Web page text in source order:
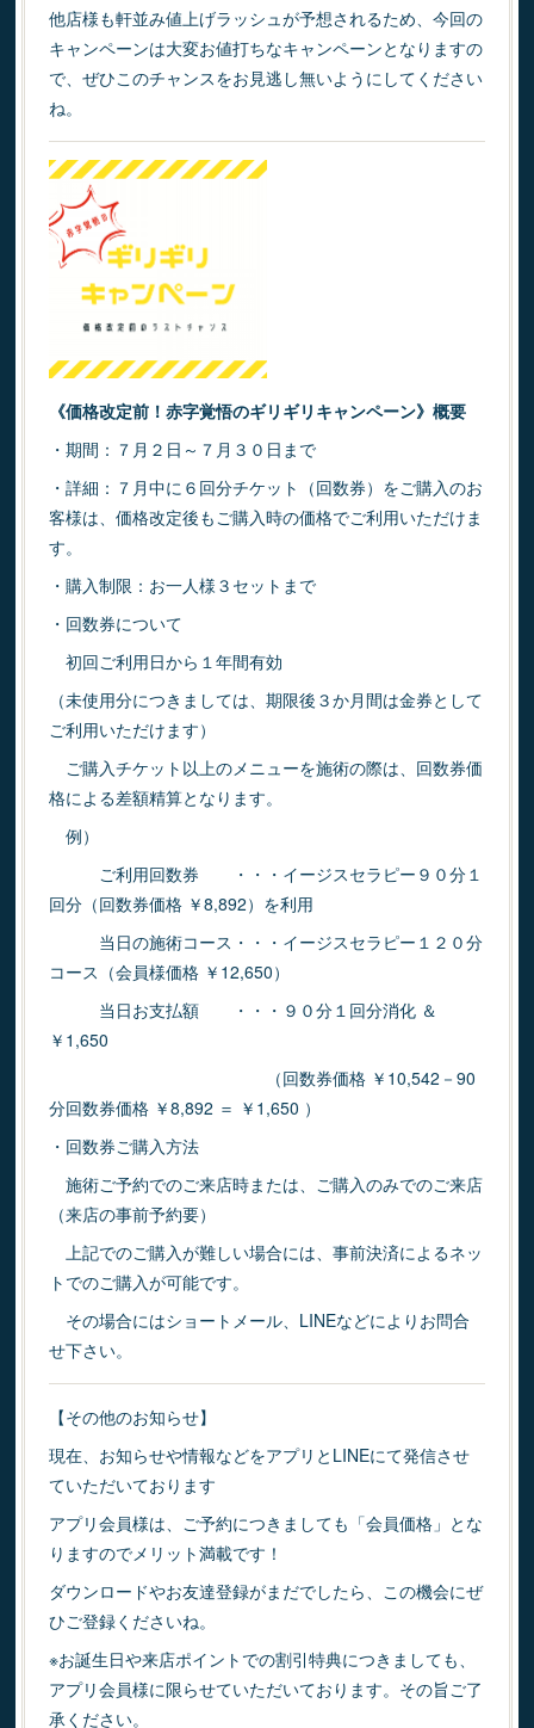
他店様も軒並み値上げラッシュが予想されるため、今回の
キャンペーンは大変お値打ちなキャンペーンとなりますの
で、ぜひこのチャンスをお見逃し無いようにしてください
ね。
《価格改定前！赤字覚悟のギリギリキャンペーン》概要
・期間：７月２日～７月３０日まで
・詳細：７月中に６回分チケット（回数券）をご購入のお
客様は、価格改定後もご購入時の価格でご利用いただけま
す。
・購入制限：お一人様３セットまで
・回数券について
初回ご利用日から１年間有効
（未使用分につきましては、期限後３か月間は金券として
ご利用いただけます）
ご購入チケット以上のメニューを施術の際は、回数券価
格による差額精算となります。
例）
ご利用回数券 ・・・イージスセラピー９０分１
回分（回数券価格 ￥8,892）を利用
当日の施術コース・・・イージスセラピー１２０分
コース（会員様価格 ￥12,650）
当日お支払額 ・・・９０分１回分消化 ＆
￥1,650
（回数券価格 ￥10,542－90
分回数券価格 ￥8,892 ＝ ￥1,650 ）
・回数券ご購入方法
施術ご予約でのご来店時または、ご購入のみでのご来店
（来店の事前予約要）
上記でのご購入が難しい場合には、事前決済によるネッ
トでのご購入が可能です。
その場合にはショートメール、LINEなどによりお問合
せ下さい。
【その他のお知らせ】
現在、お知らせや情報などをアプリとLINEにて発信させ
ていただいております
アプリ会員様は、ご予約につきましても「会員価格」とな
りますのでメリット満載です！
ダウンロードやお友達登録がまだでしたら、この機会にぜ
ひご登録くださいね。
※お誕生日や来店ポイントでの割引特典につきましても、
アプリ会員様に限らせていただいております。その旨ご了
承ください。